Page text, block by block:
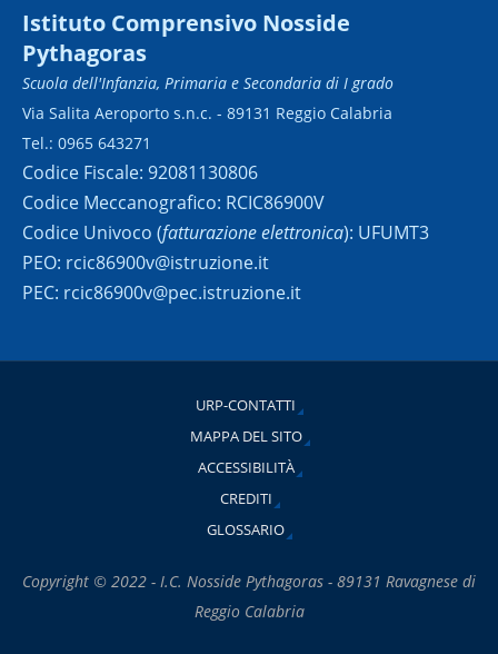
Istituto Comprensivo Nosside
Pythagoras
Scuola dell'Infanzia, Primaria e Secondaria di I grado
Via Salita Aeroporto s.n.c. - 89131 Reggio Calabria
Tel.: 0965 643271
Codice Fiscale: 92081130806
Codice Meccanografico: RCIC86900V
Codice Univoco (fatturazione elettronica): UFUMT3
PEO: rcic86900v@istruzione.it
PEC: rcic86900v@pec.istruzione.it
URP-CONTATTI
MAPPA DEL SITO
ACCESSIBILITÀ
CREDITI
GLOSSARIO
Copyright © 2022 - I.C. Nosside Pythagoras - 89131 Ravagnese di
Reggio Calabria